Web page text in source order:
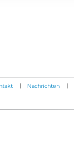
| Nachrichten |